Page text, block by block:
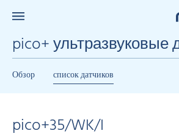
pico+ ультразвуковые
Обзор список датчиков
pico+35/WK/I